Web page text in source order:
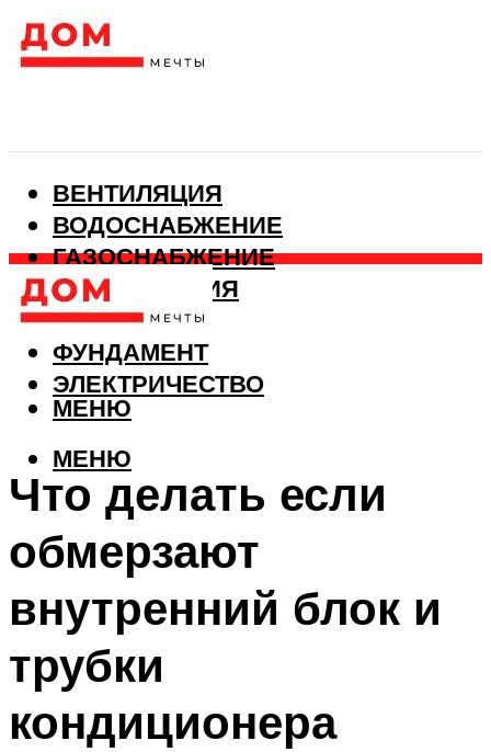
ВЕНТИЛЯЦИЯ
ВОДОСНАБЖЕНИЕ
ГАЗОСНАБЖЕНИЕ
КАНАЛИЗАЦИЯ
ОТОПЛЕНИЕ
ФУНДАМЕНТ
ЭЛЕКТРИЧЕСТВО
МЕНЮ
МЕНЮ
Что делать если
обмерзают
внутренний блок и
трубки
кондиционера